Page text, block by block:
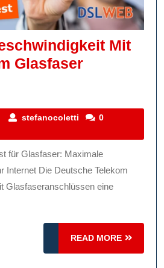
Mit
Glasfaser
09
2026
stefanocoletti stefanocoletti
0
Internet Die Deutsche Telekom
Glasfaseranschlüssen eine
READ MORE
READ
MORE